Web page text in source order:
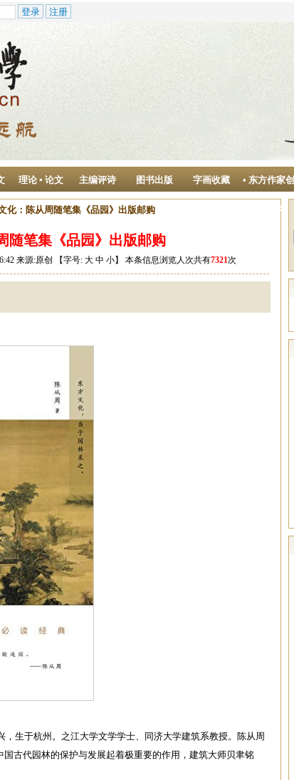
理论 ▪ 论文 主编评诗 图书出版 字画收藏 • 东方作家创
作中心
化：陈从周随笔集《品园》出版邮购
随笔集《品园》出版邮购
来源:原创 【字号: 大 中 小】 本条信息浏览人次共有7321次
，生于杭州。之江大学文学学士、同济大学建筑系教授。陈从周
古代园林的保护与发展起着极重要的作用，建筑大师贝聿铭